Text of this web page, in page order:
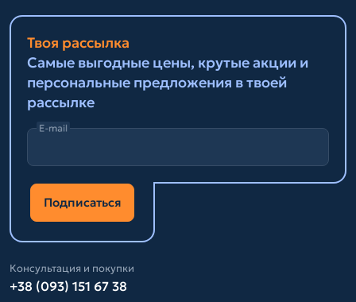
Твоя рассылка
Самые выгодные цены, крутые акции и
персональные предложения в твоей
рассылке
E-mail
Подписаться
Консультация и покупки
+38 (093) 151 67 38